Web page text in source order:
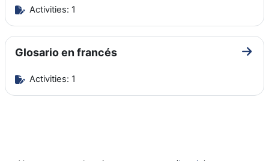
Activities: 1
Glosario en francés
Go
Activities: 1